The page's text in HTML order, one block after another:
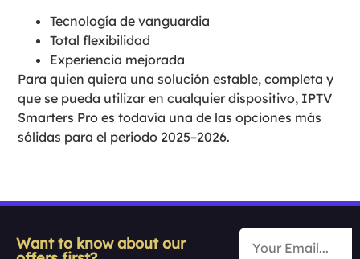
Tecnología de vanguardia
Total flexibilidad
Experiencia mejorada
Para quien quiera una solución estable, completa y
que se pueda utilizar en cualquier dispositivo, IPTV
Smarters Pro es todavía una de las opciones más
sólidas para el periodo 2025–2026.
Want to know about our